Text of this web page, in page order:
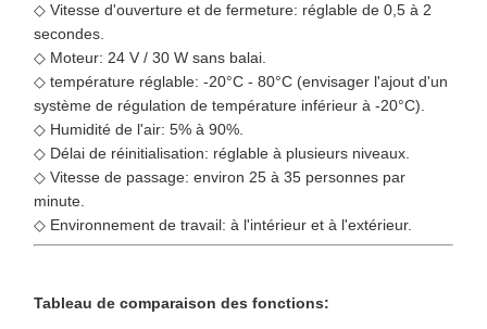
◇ Vitesse d'ouverture et de fermeture: réglable de 0,5 à 2
secondes.
◇ Moteur: 24 V / 30 W sans balai.
◇ température réglable: -20°C - 80°C (envisager l'ajout d'un
système de régulation de température inférieur à -20°C).
◇ Humidité de l'air: 5% à 90%.
◇ Délai de réinitialisation: réglable à plusieurs niveaux.
◇ Vitesse de passage: environ 25 à 35 personnes par
minute.
◇ Environnement de travail: à l'intérieur et à l'extérieur.
Tableau de comparaison des fonctions: